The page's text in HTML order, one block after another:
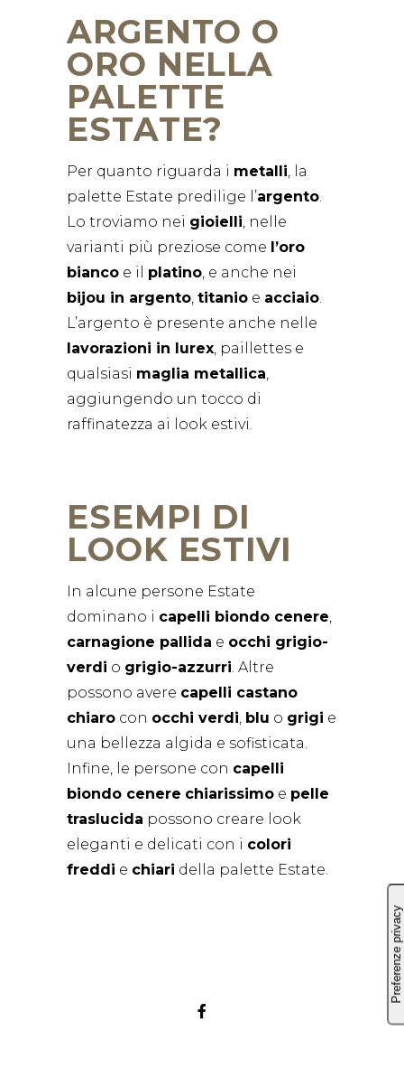
ARGENTO O
ORO NELLA
PALETTE
ESTATE?
Per quanto riguarda i metalli, la
palette Estate predilige l’argento.
Lo troviamo nei gioielli, nelle
varianti più preziose come l’oro
bianco e il platino, e anche nei
bijou in argento, titanio e acciaio.
L’argento è presente anche nelle
lavorazioni in lurex, paillettes e
qualsiasi maglia metallica,
aggiungendo un tocco di
raffinatezza ai look estivi.
ESEMPI DI
LOOK ESTIVI
In alcune persone Estate
dominano i capelli biondo cenere,
carnagione pallida e occhi grigio-
verdi o grigio-azzurri. Altre
possono avere capelli castano
chiaro con occhi verdi, blu o grigi e
una bellezza algida e sofisticata.
Infine, le persone con capelli
biondo cenere chiarissimo e pelle
traslucida possono creare look
eleganti e delicati con i colori
freddi e chiari della palette Estate.